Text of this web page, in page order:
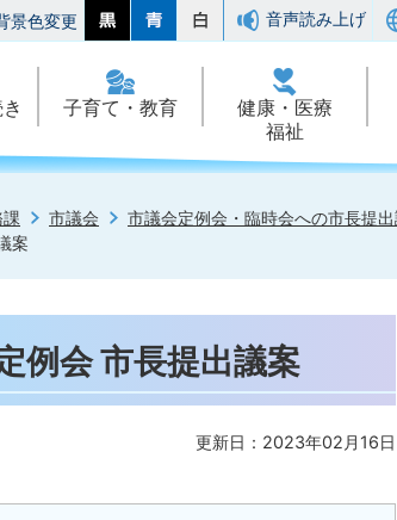
景色変更 音声読み上げ
子育て・教育
健康・医療
福祉
市議会 市議会定例会・臨時会への市長提
案
例会 市長提出議案
更新日：2023年02月16日